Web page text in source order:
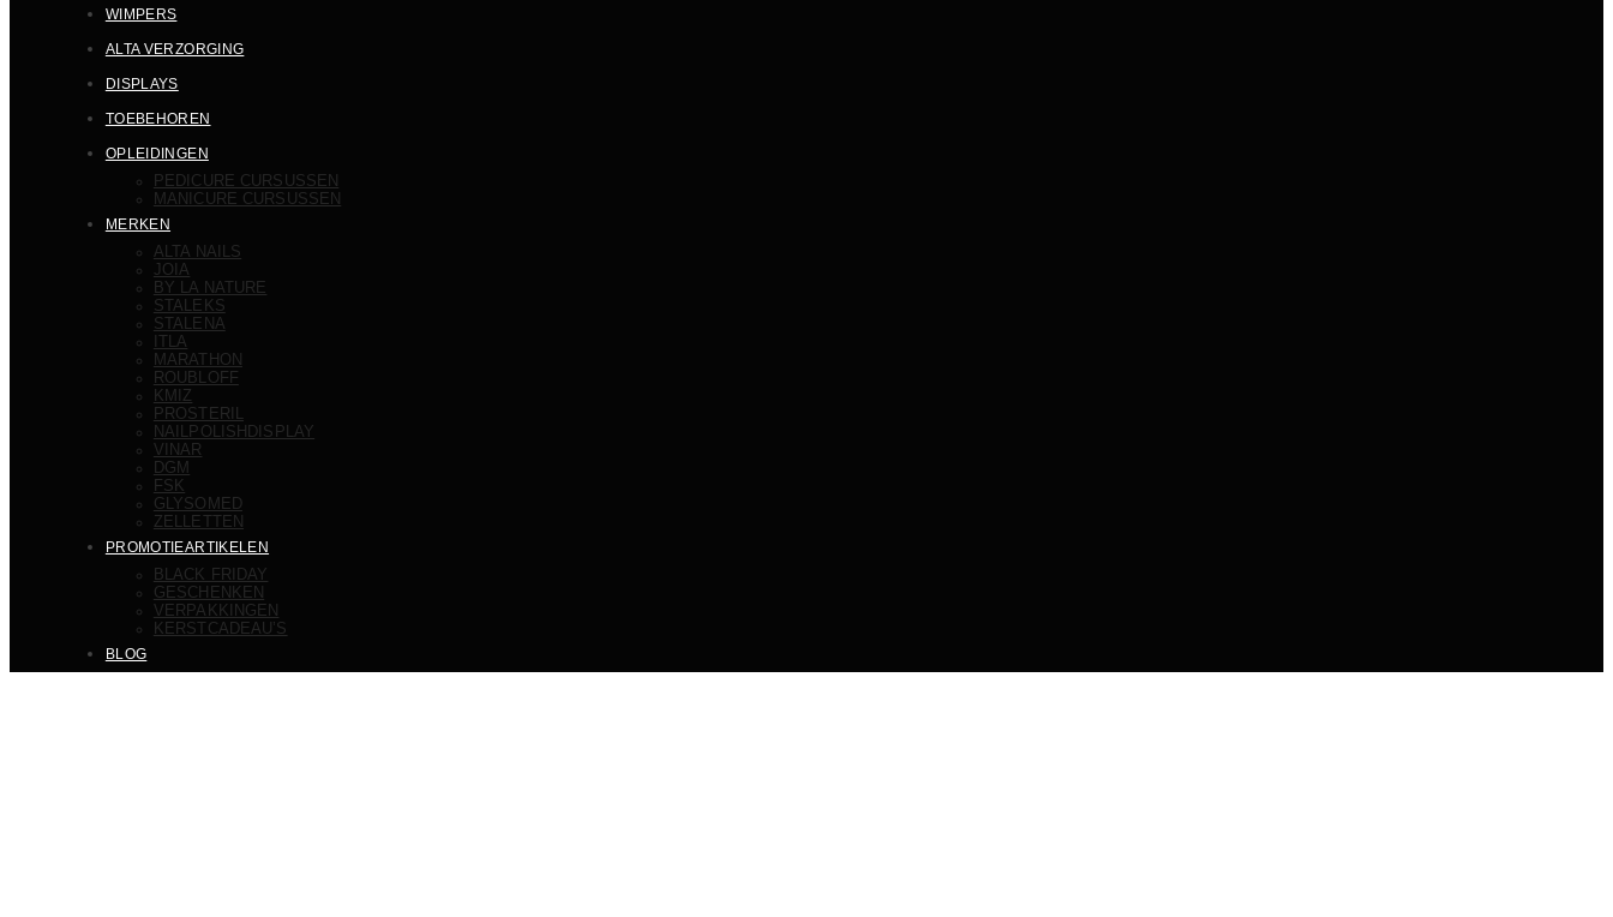
WIMPERS
ALTA VERZORGING
DISPLAYS
TOEBEHOREN
OPLEIDINGEN
PEDICURE CURSUSSEN
MANICURE CURSUSSEN
MERKEN
ALTA NAILS
JOIA
BY LA NATURE
STALEKS
STALENA
ITLA
MARATHON
ROUBLOFF
KMIZ
PROSTERIL
NAILPOLISHDISPLAY
VINAR
DGM
FSK
GLYSOMED
ZELLETTEN
PROMOTIEARTIKELEN
BLACK FRIDAY
GESCHENKEN
VERPAKKINGEN
KERSTCADEAU’S
BLOG